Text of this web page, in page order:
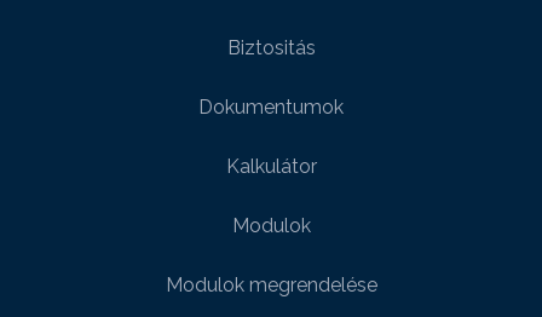
Biztositás
Dokumentumok
Kalkulátor
Modulok
Modulok megrendelése